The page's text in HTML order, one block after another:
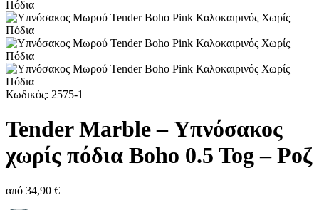
Κωδικός: 2575-1
Tender Marble – Υπνόσακος
χωρίς πόδια Boho 0.5 Tog – Ροζ
από 34,90 €